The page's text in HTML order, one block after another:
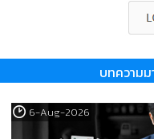
บทความ
6-Aug-2026